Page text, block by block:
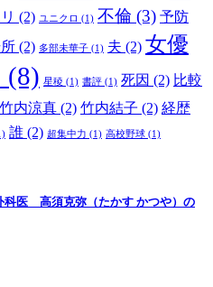
(2) ユニクロ (1) 不倫 (3) 予防
(2) 多部未華子 (1) 夫 (2) 女優
(8) 星稜 (1) 書評 (1) 死因 (2) 比較
竹内涼真 (2) 竹内結子 (2) 経歴
誰 (2) 超集中力 (1) 高校野球 (1)
医 高須克弥（たかす かつや）の